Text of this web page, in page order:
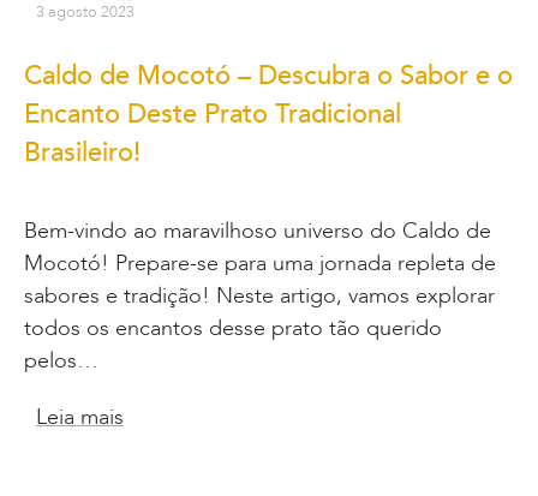
3 agosto 2023
Caldo de Mocotó – Descubra o Sabor e o
Encanto Deste Prato Tradicional
Brasileiro!
Bem-vindo ao maravilhoso universo do Caldo de
Mocotó! Prepare-se para uma jornada repleta de
sabores e tradição! Neste artigo, vamos explorar
todos os encantos desse prato tão querido
pelos…
Leia mais